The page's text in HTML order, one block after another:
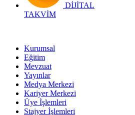
DİJİTAL
TAKVİM
Kurumsal
Eğitim
Mevzuat
Yayınlar
Medya Merkezi
Kariyer Merkezi
Üye İşlemleri
Stajyer İşlemleri